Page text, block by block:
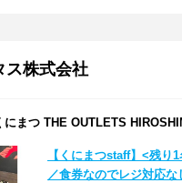
ス株式会社
にまつ THE OUTLETS
【くにまつstaff】<残
／食券なのでレジ対応